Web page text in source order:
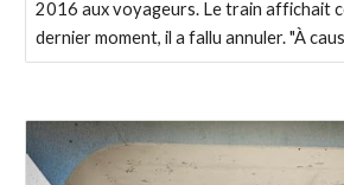
2016 aux voyageurs. Le train affichait
dernier moment, il a fallu annuler. "À